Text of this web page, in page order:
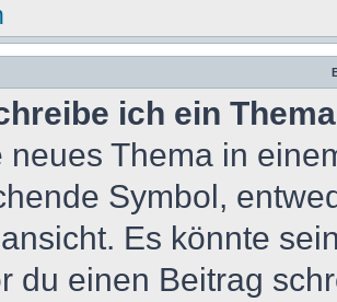
ich ein
neues Thema in
Symbol,
Es könnte
du einen Beitrag